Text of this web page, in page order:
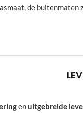
de buitenmaten
enuitgebreide